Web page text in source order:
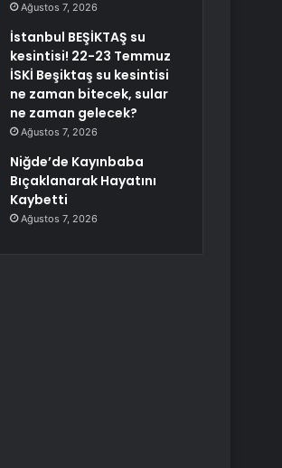
Ağustos 7, 2026
İstanbul BEŞİKTAŞ su
kesintisi! 22-23 Temmuz
İSKİ Beşiktaş su kesintisi
ne zaman bitecek, sular
ne zaman gelecek?
Ağustos 7, 2026
Niğde’de Kayınbaba
Bıçaklanarak Hayatını
Kaybetti
Ağustos 7, 2026